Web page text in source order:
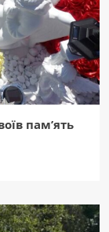
пам’ять